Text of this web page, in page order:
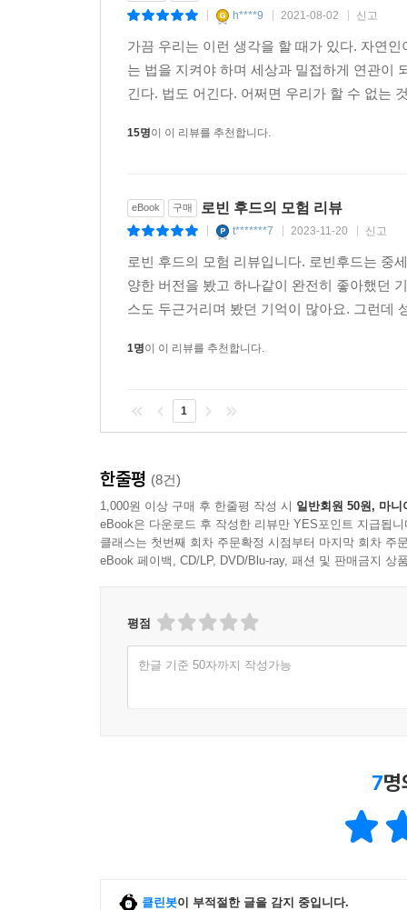
벌금 등의 명목으로 가난한 사람들로부터 짜낸
손길을 내밀어 부당하게 빼앗긴 것들을 돌려주겠
서약한다.
붙잡고 도둑질한 것이 아니라, 뛰어난 재치와 입
쟁반을 훔쳐온 리틀 존을 혼내 주는 대목에서 가
"나는 살찐 사제들과 귀족들에게 재산을 빼앗긴
하지만 현재로는 당신이 어떤 식으로든 학대한 소
말하자면, 로빈 후드와 일당들은 권력자들이
21세기 대한민국을 만나다!
이 책이 우리에게 시사하는 바가 크다. 로빈 후드
벌어지고 있다. 권력자들은 어제나 오늘이나 조
괴롭힌다. 계급 제도가 폐기 됐음에도 재산의
있는지도 모른다. 자유와 인권이 충분히 보장된
우리도 로빈 후드가 살던 시대의 사람들처럼 권
아니면 우리의 상황을 바꿔 줄 또 다른 로빈 후드
"로빈 후드는 재빨리 뿔나팔을 입술에 가져다 대
로빈 후드가 귀족들을 약올리거나 어려움에 부
h****9 2021-08-02 신고
가끔 우리는 이런 생각을 할 때가 있다. 자연
는 법을 지켜야 하며 세상과 밀접하게 연관이
긴다. 법도 어긴다. 어쩌면 우리가 할 수 없는
15명이 이 리뷰를 추천합니다.
eBook 구매 로빈 후드의 모험 리뷰
t*******7 2023-11-20 신고
로빈 후드의 모험 리뷰입니다. 로빈후드는 중
양한 버전을 봤고 하나같이 완전히 좋아했던
스도 두근거리며 봤던 기억이 많아요. 그런데
1명이 이 리뷰를 추천합니다.
1
한줄평 (8건)
1,000원 이상 구매 후 한줄평 작성 시 일반회원 50원, 마니
eBook은 다운로드 후 작성한 리뷰만 YES포인트 지급됩니
클래스는 첫번째 회차 주문확정 시점부터 마지막 회차 주
eBook 페이백, CD/LP, DVD/Blu-ray, 패션 및 판매금지 상
평점
한글 기준 50자까지 작성가능
7
클린봇이 부적절한 글을 감지 중입니다.